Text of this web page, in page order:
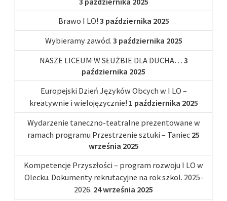
Brawo I LO! 3 października 2025
Wybieramy zawód. 3 października 2025
NASZE LICEUM W SŁUŻBIE DLA DUCHA… 3
października 2025
Europejski Dzień Języków Obcych w I LO –
kreatywnie i wielojęzycznie! 1 października 2025
Wydarzenie taneczno-teatralne prezentowane w
ramach programu Przestrzenie sztuki – Taniec 25
września 2025
Kompetencje Przyszłości – program rozwoju I LO w
Olecku. Dokumenty rekrutacyjne na rok szkol. 2025-
2026. 24 września 2025